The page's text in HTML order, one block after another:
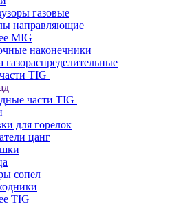
газовые
направляющие
MIG
наконечники
газораспределительные
TIG
части TIG
для горелок
цанг
сопел
TIG